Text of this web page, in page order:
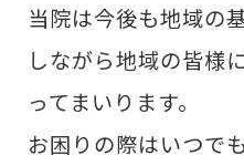
当院は今後も地域の
しながら地域の皆様
ってまいります。
お困りの際はいつで